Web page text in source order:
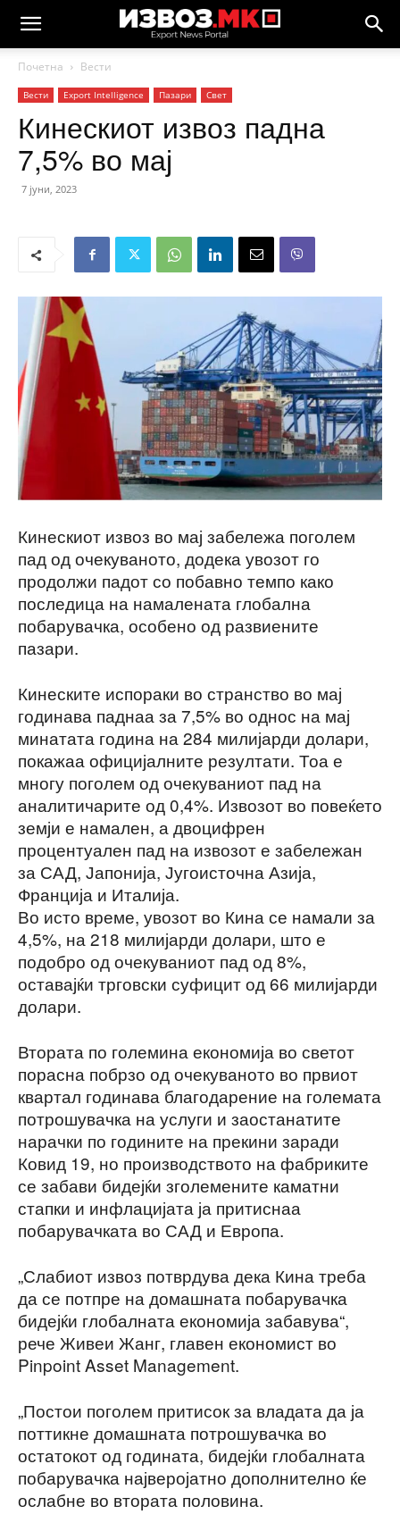
Почетна Вести
Вести Еxport Intelligence Пазари Свет
Кинескиот извоз падна
7,5% во мај
7 јуни, 2023
Кинескиот извоз во мај забележа поголем
пад од очекуваното, додека увозот го
продолжи падот со побавно темпо како
последица на намалената глобална
побарувачка, особено од развиените
пазари.
Кинеските испораки во странство во мај
годинава паднаа за 7,5% во однос на мај
минатата година на 284 милијарди долари,
покажаа официјалните резултати. Тоа е
многу поголем од очекуваниот пад на
аналитичарите од 0,4%. Извозот во повеќето
земји е намален, а двоцифрен
процентуален пад на извозот е забележан
за САД, Јапонија, Југоисточна Азија,
Франција и Италија.
Во исто време, увозот во Кина се намали за
4,5%, на 218 милијарди долари, што е
подобро од очекуваниот пад од 8%,
оставајќи трговски суфицит од 66 милијарди
долари.
Втората по големина економија во светот
порасна побрзо од очекуваното во првиот
квартал годинава благодарение на големата
потрошувачка на услуги и заостанатите
нарачки по годините на прекини заради
Ковид 19, но производството на фабриките
се забави бидејќи зголемените каматни
стапки и инфлацијата ја притиснаа
побарувачката во САД и Европа.
„Слабиот извоз потврдува дека Кина треба
да се потпре на домашната побарувачка
бидејќи глобалната економија забавува“,
рече Живеи Жанг, главен економист во
Pinpoint Asset Management.
„Постои поголем притисок за владата да ја
поттикне домашната потрошувачка во
остатокот од годината, бидејќи глобалната
побарувачка најверојатно дополнително ќе
ослабне во втората половина.